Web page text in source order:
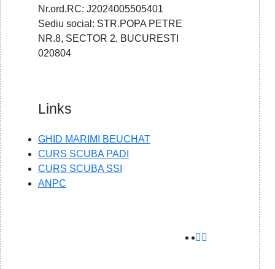
Nr.ord.RC: J2024005505401
Sediu social: STR.POPA PETRE
NR.8, SECTOR 2, BUCURESTI
020804
Links
GHID MARIMI BEUCHAT
CURS SCUBA PADI
CURS SCUBA SSI
ANPC